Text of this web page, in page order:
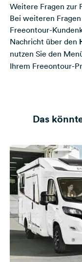
Weitere Fragen zur
Bei weiteren
Freeontour-
Nachricht über den
nutzen Sie den
Ihrem Freeontour-
Das